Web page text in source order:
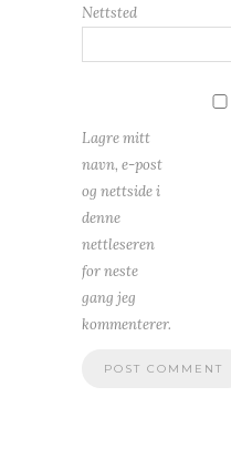
Nettsted
Lagre mitt
navn, e-post
og nettside i
denne
nettleseren
for neste
gang jeg
kommenterer.